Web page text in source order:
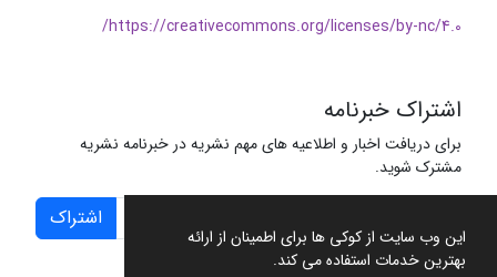
این وب سایت از کوکی ها برای اطمینان از ارائه
بهترین خدمات استفاده می کند.
https://creativecommons.org/licenses/by-nc/4.0/
اشتراک خبرنامه
برای دریافت اخبار و اطلاعیه های مهم نشریه در خبرنامه نشریه
مشترک شوید.
اشتراک